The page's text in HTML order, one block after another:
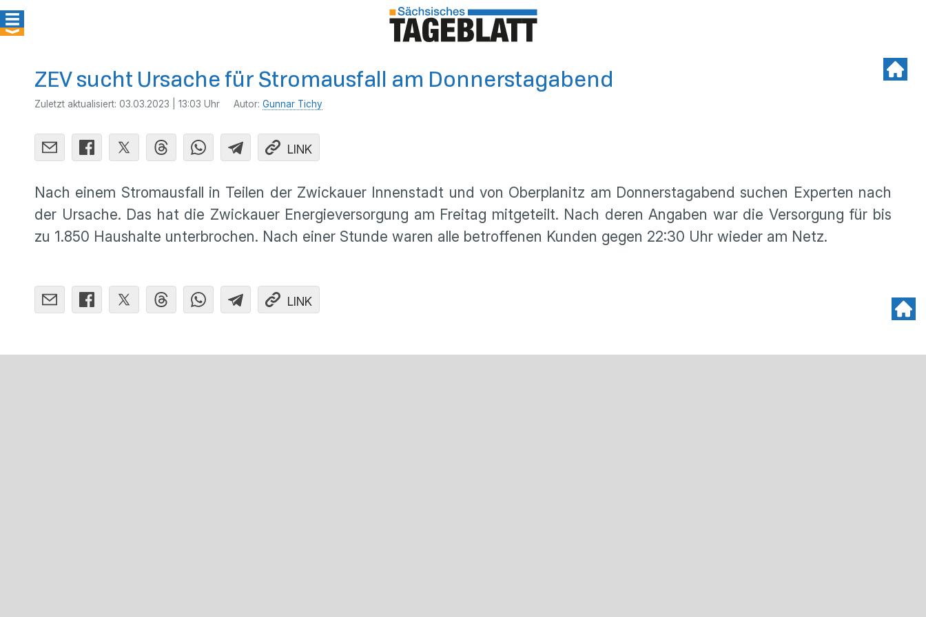
ZEV sucht Ursache für Stromausfall am Donnerstagabend
Zuletzt aktualisiert: 03.03.2023 | 13:03 Uhr Autor: Gunnar Tichy
LINK
Nach einem Stromausfall in Teilen der Zwickauer Innenstadt und von Oberplanitz am Donnerstagabend suchen Experten nach
der Ursache. Das hat die Zwickauer Energieversorgung am Freitag mitgeteilt. Nach deren Angaben war die Versorgung für bis
zu 1.850 Haushalte unterbrochen. Nach einer Stunde waren alle betroffenen Kunden gegen 22:30 Uhr wieder am Netz.
LINK